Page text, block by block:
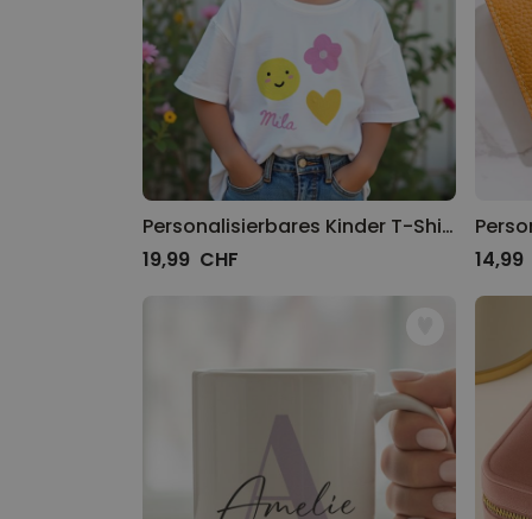
Personalisierbares Kinder T-Shirt mit deiner Zeichnung
19,99 CHF
14,99